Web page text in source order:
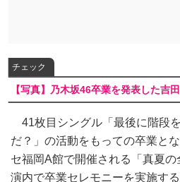
チェック
【写真】乃木坂46卒業を発表した吉
41枚目シングル「最後に階段
だ？」の活動をもっての卒業と
セ福岡A館で開催される「真夏
演内で卒業セレモニーを実施する